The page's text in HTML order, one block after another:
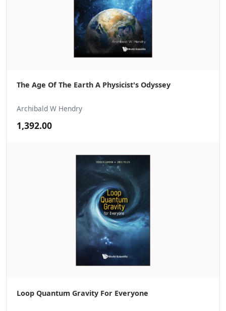
The Age Of The Earth A Physicist's Odyssey
Archibald W Hendry
1,392.00
Loop Quantum Gravity For Everyone